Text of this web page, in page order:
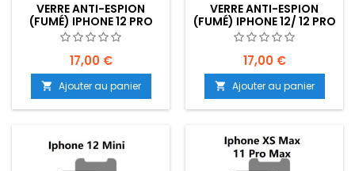
VERRE ANTI-ESPION
(FUMÉ) IPHONE 12 PRO
MAX - EMPLACEMENT :
Z02-B20-E03
17,00 €
 Ajouter au panier
VERRE ANTI-ESPION
(FUMÉ) IPHONE 12/ 12 PRO
- EMPLACEMENT : Z02-
B20-E03
17,00 €
 Ajouter au panier